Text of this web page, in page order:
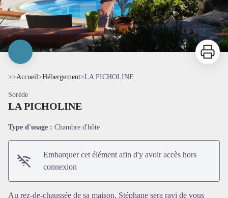
Voir l'image en plein écran
Imprimer
>>Accueil>Hébergement>LA PICHOLINE
Sorède
LA PICHOLINE
Type d'usage : Chambre d'hôte
Embarquer cet élément afin d'y avoir accès hors
connexion
Au rez-de-chaussée de sa maison, Stéphane sera ravi de vous